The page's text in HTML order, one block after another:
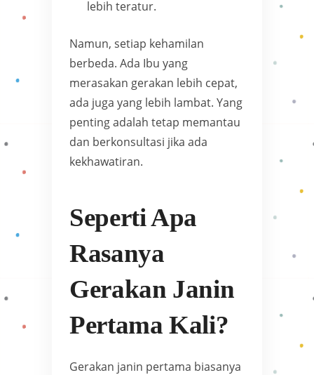
lebih teratur.
Namun, setiap kehamilan
berbeda. Ada Ibu yang
merasakan gerakan lebih cepat,
ada juga yang lebih lambat. Yang
penting adalah tetap memantau
dan berkonsultasi jika ada
kekhawatiran.
Seperti Apa
Rasanya
Gerakan Janin
Pertama Kali?
Gerakan janin pertama biasanya